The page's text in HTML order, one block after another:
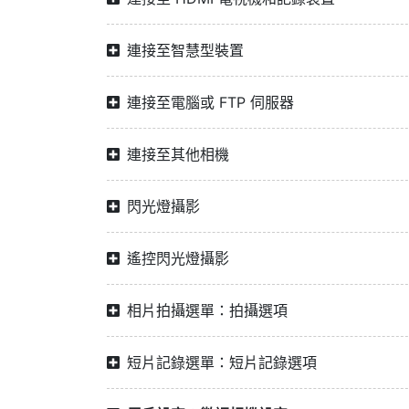
連接至智慧型裝置
連接至電腦或 FTP 伺服器
連接至其他相機
閃光燈攝影
遙控閃光燈攝影
相片拍攝選單：拍攝選項
短片記錄選單：短片記錄選項